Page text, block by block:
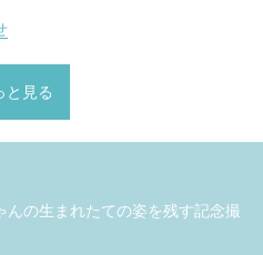
と見る
んの生まれたての姿を残す記念撮